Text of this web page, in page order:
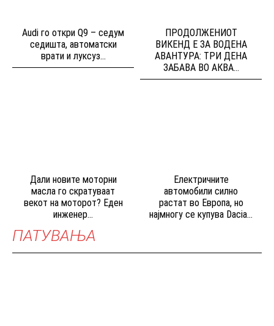
Audi го откри Q9 – седум
седишта, автоматски
врати и луксуз...
ПРОДОЛЖЕНИОТ
ВИКЕНД Е ЗА ВОДЕНА
АВАНТУРА: ТРИ ДЕНА
ЗАБАВА ВО АКВА...
Дали новите моторни
масла го скратуваат
векот на моторот? Еден
инженер...
Електричните
автомобили силно
растат во Европа, но
најмногу се купува Dacia...
ПАТУВАЊА